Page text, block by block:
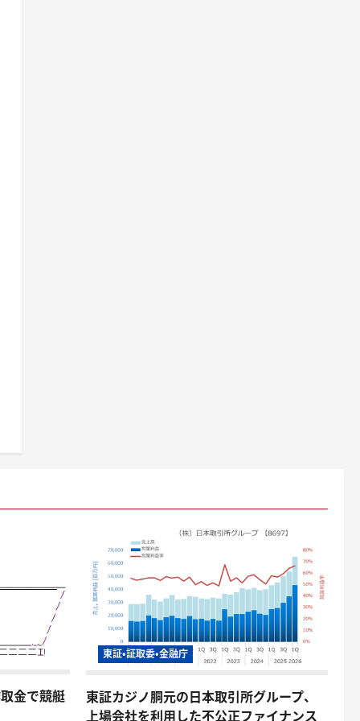
金で競艇
東証・証取委・金融庁
東証カジノ胴元の日本取引所グループ、
上場会社を利用した不公正ファイナンス